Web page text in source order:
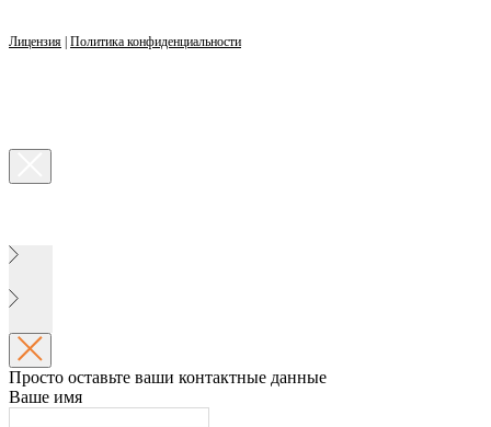
Лицензия Политика конфиденциальности
Просто оставьте ваши контактные данные
Ваше имя